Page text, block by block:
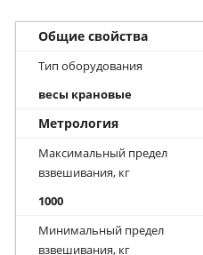
Общие свойства
Тип оборудования
весы крановые
Метрология
Максимальный предел
взвешивания, кг
1000
Минимальный предел
взвешивания, кг